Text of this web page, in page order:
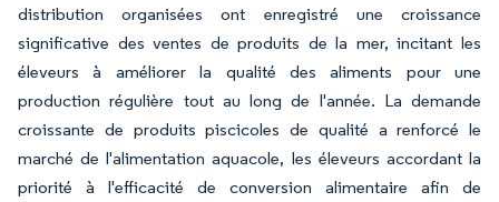
distribution organisées ont enregistré une croissance
significative des ventes de produits de la mer, incitant les
éleveurs à améliorer la qualité des aliments pour une
production régulière tout au long de l'année. La demande
croissante de produits piscicoles de qualité a renforcé le
marché de l'alimentation aquacole, les éleveurs accordant la
priorité à l'efficacité de conversion alimentaire afin de